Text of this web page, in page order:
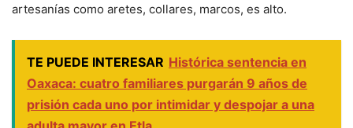
artesanías como aretes, collares, marcos, es alto.
TE PUEDE INTERESAR Histórica sentencia en
Oaxaca: cuatro familiares purgarán 9 años de
prisión cada uno por intimidar y despojar a una